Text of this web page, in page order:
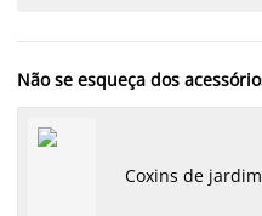
Não se esqueça dos
Coxins de jardim